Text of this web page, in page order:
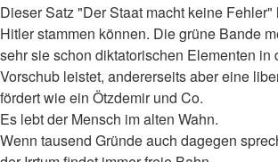
Dieser Satz "Der Staat macht keine Fehler"
Hitler stammen können. Die grüne Bande
sehr sie schon diktatorischen Elementen in
Vorschub leistet, andererseits aber eine
fördert wie ein Ötzdemir und Co.
Es lebt der Mensch im alten Wahn.
Wenn tausend Gründe auch dagegen